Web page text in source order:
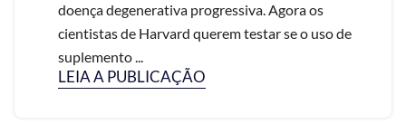
doença degenerativa progressiva. Agora os
cientistas de Harvard querem testar se o uso de
suplemento ...
LEIA A PUBLICAÇÃO